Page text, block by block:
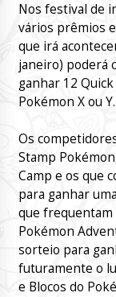
Nos festival de
vários prêmios
que irá
janeiro) poderá
ganhar 12
Pokémon X ou Y.
Os
Stamp
Camp e os que
para ganhar
que frequentam
Pokémon
sorteio para
futuramente o
e Blocos do